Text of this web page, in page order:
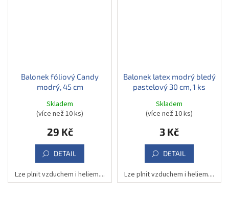
Balonek fóliový Candy
modrý, 45 cm
Skladem
(více než 10 ks)
29 Kč
DETAIL
Lze plnit vzduchem i heliem....
Balonek latex modrý bledý
pastelový 30 cm, 1 ks
Skladem
(více než 10 ks)
3 Kč
DETAIL
Lze plnit vzduchem i heliem....